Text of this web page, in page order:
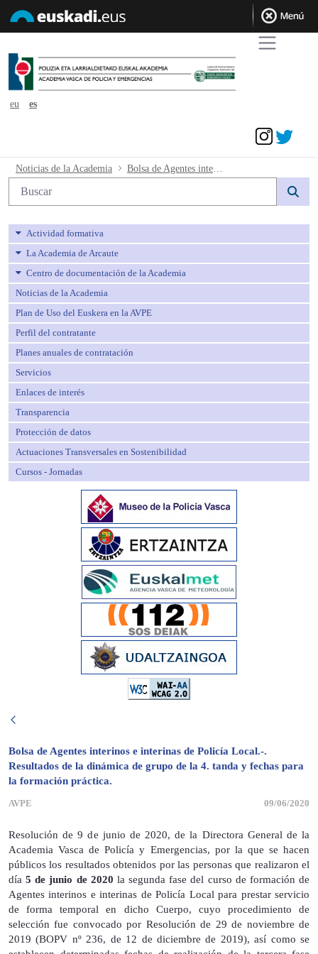
eu
es
Bolsa de Agentes interinos e interinas
Noticias de la Academia
Búsqueda web
Actividad formativa
La Academia de Arcaute
Centro de documentación de la Academia
Noticias de la Academia
Plan de Uso del Euskera en la AVPE
Perfil del contratante
Planes anuales de contratación
Servicios
Enlaces de interés
Transparencia
Protección de datos
Actuaciones Transversales en Sostenibilidad
Cursos - Jornadas
Bolsa de Agentes interinos e interinas de Policía Local.-.
Resultados de la dinámica de grupo de la 4. tanda y fechas para
la formación práctica.
AVPE 09/06/2020
Resolución de 9 de junio de 2020, de la Directora General de la
Academia Vasca de Policía y Emergencias, por la que se hacen
públicos los resultados obtenidos por las personas que realizaron el
día5 de junio de 2020 la segunda fase del curso de formación de
Agentes interinos e interinas de Policía Local para prestar servicio
de forma temporal en dicho Cuerpo, cuyo procedimiento de
selección fue convocado por Resolución de 29 de noviembre de
2019 (BOPV nº 236, de 12 de diciembre de 2019), así como se